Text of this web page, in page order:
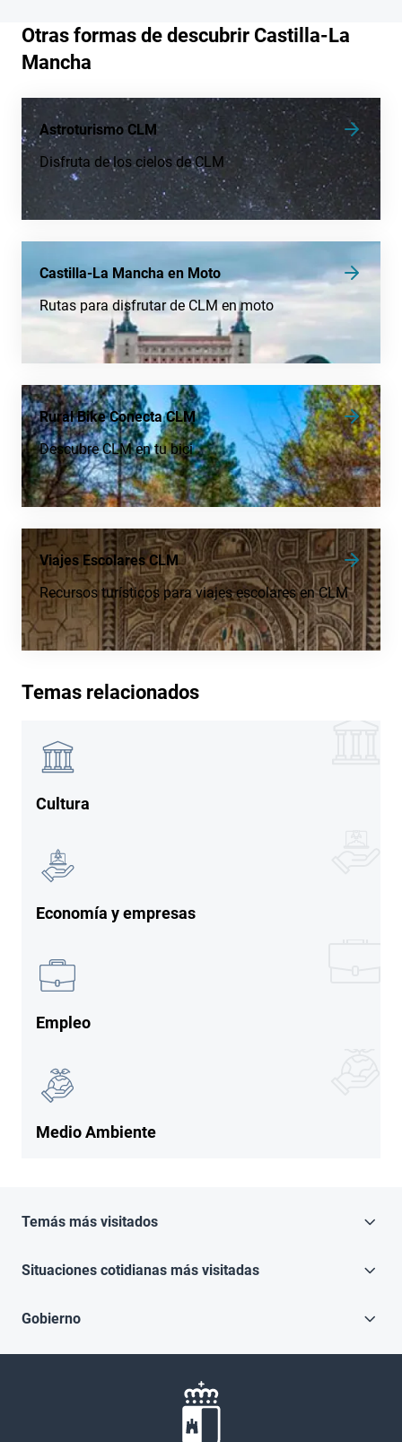
Otras formas de descubrir Castilla-La
Mancha
Astroturismo CLM
Disfruta de los cielos de CLM
Castilla-La Mancha en Moto
Rutas para disfrutar de CLM en moto
Rural Bike Conecta CLM
Descubre CLM en tu bici
Viajes Escolares CLM
Recursos turísticos para viajes escolares en CLM
Temas relacionados
Imagen
Cultura
Imagen
Imagen
Economía y empresas
Imagen
Empleo
Imagen
Medio Ambiente
Temás más visitados
Situaciones cotidianas más visitadas
Gobierno